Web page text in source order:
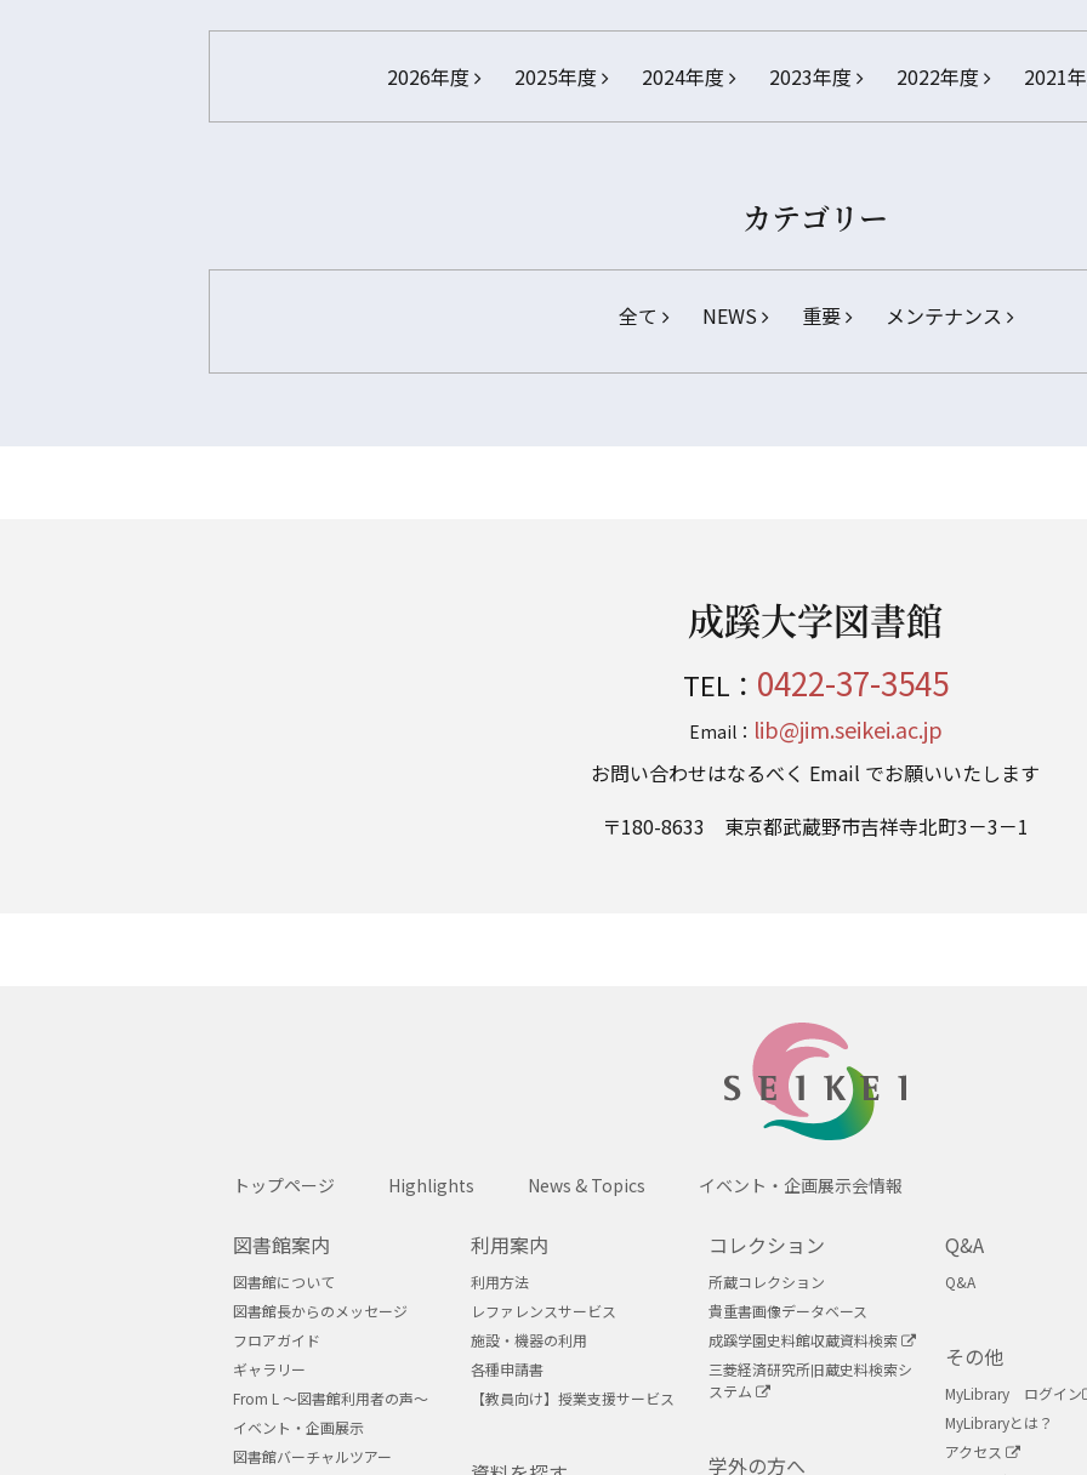
2026年度 2025年度 2024年度 2023年度 2022年度 2021
カテゴリー
全て NEWS 重要 メンテナンス
成蹊大学図書館
TEL： 0422-37-3545
Email： lib@jim.seikei.ac.jp
お問い合わせはなるべく Email でお願いいたします
〒180-8633 東京都武蔵野市吉祥寺北町3－3－1
トップページ Highlights News & Topics イベント・企画展示会情報
図書館案内
図書館について
図書館長からのメッセージ
フロアガイド
ギャラリー
From L ～図書館利用者の声～
イベント・企画展示
図書館バーチャルツアー
利用案内
利用方法
レファレンスサービス
施設・機器の利用
各種申請書
【教員向け】授業支援サービス
コレクション
所蔵コレクション
貴重書画像データベース
成蹊学園史料館収蔵資料検索
三菱経済研究所旧蔵史料検索シ
ステム
学外の方へ
Q&A
Q&A
その他
MyLibrary ログイン
MyLibraryとは？
アクセス